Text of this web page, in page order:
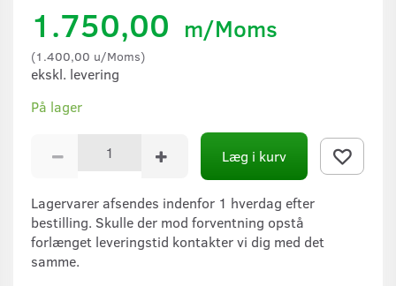
1.750,00 m/Moms
(1.400,00 u/Moms)
ekskl. levering
På lager
Læg i kurv
Lagervarer afsendes indenfor 1 hverdag efter
bestilling. Skulle der mod forventning opstå
forlænget leveringstid kontakter vi dig med det
samme.